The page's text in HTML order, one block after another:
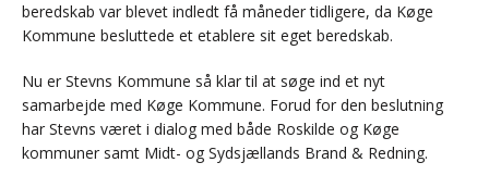
beredskab var blevet indledt få måneder tidligere, da Køge
Kommune besluttede et etablere sit eget beredskab.
Nu er Stevns Kommune så klar til at søge ind et nyt
samarbejde med Køge Kommune. Forud for den beslutning
har Stevns været i dialog med både Roskilde og Køge
kommuner samt Midt- og Sydsjællands Brand & Redning.